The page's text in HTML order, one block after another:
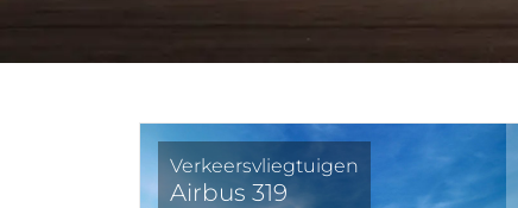
Verkeersvliegtuigen
Airbus 319